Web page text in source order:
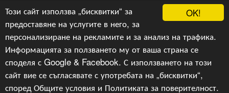
OK!
Този сайт използва „бисквитки“ за
предоставяне на услугите в него, за
персонализиране на рекламите и за анализ на трафика.
Информацията за ползването му от ваша страна се
споделя с Google & Facebook. С използването на този
сайт вие се съгласявате с употребата на „бисквитки“,
споредОбщите условия и Политиката за поверителност.
Връзки
Контакти
Новини
Други
Copyright © 2024, v.1.0,Радио Русе, Уеб Дизайн и
програмиране :Гейт.БГ ЕООД